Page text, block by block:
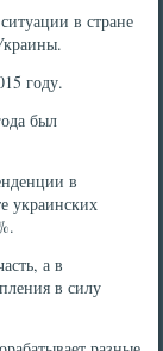
в стране
году.
был
в
украинских
а в
в силу